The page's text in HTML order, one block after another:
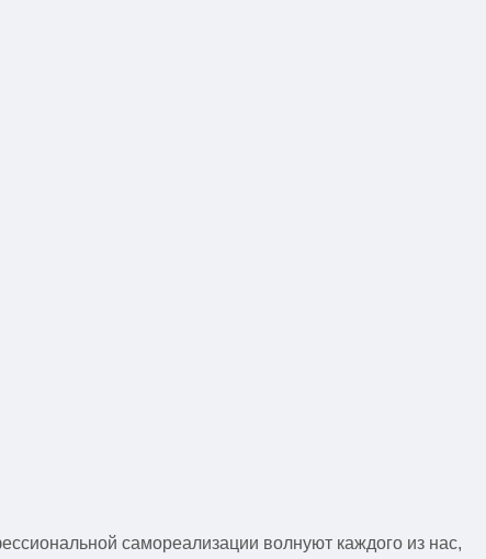
самореализации волнуют каждого из нас,